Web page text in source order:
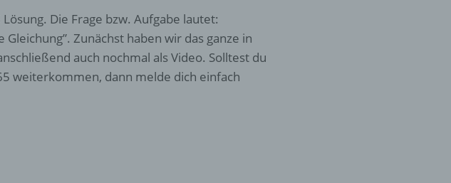
Die Frage bzw. Aufgabe lautet:
Zunächst haben wir das ganze in
auch nochmal als Video. Solltest du
weiterkommen, dann melde dich einfach